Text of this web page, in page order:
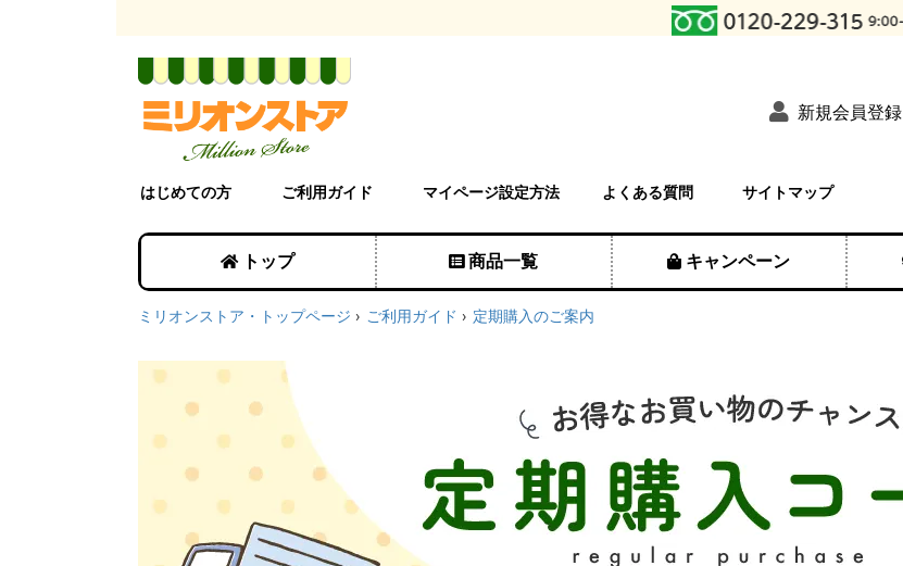
新規会員登録
はじめての方 ご利用ガイド マイページ設定方法 よくある質問 サイトマップ
トップ 商品一覧 キャンペーン
ミリオンストア・トップページ ご利用ガイド 定期購入のご案内